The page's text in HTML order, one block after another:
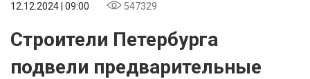
12.12.2024 | 09:00 547329
Строители Петербурга
подвели предварительные